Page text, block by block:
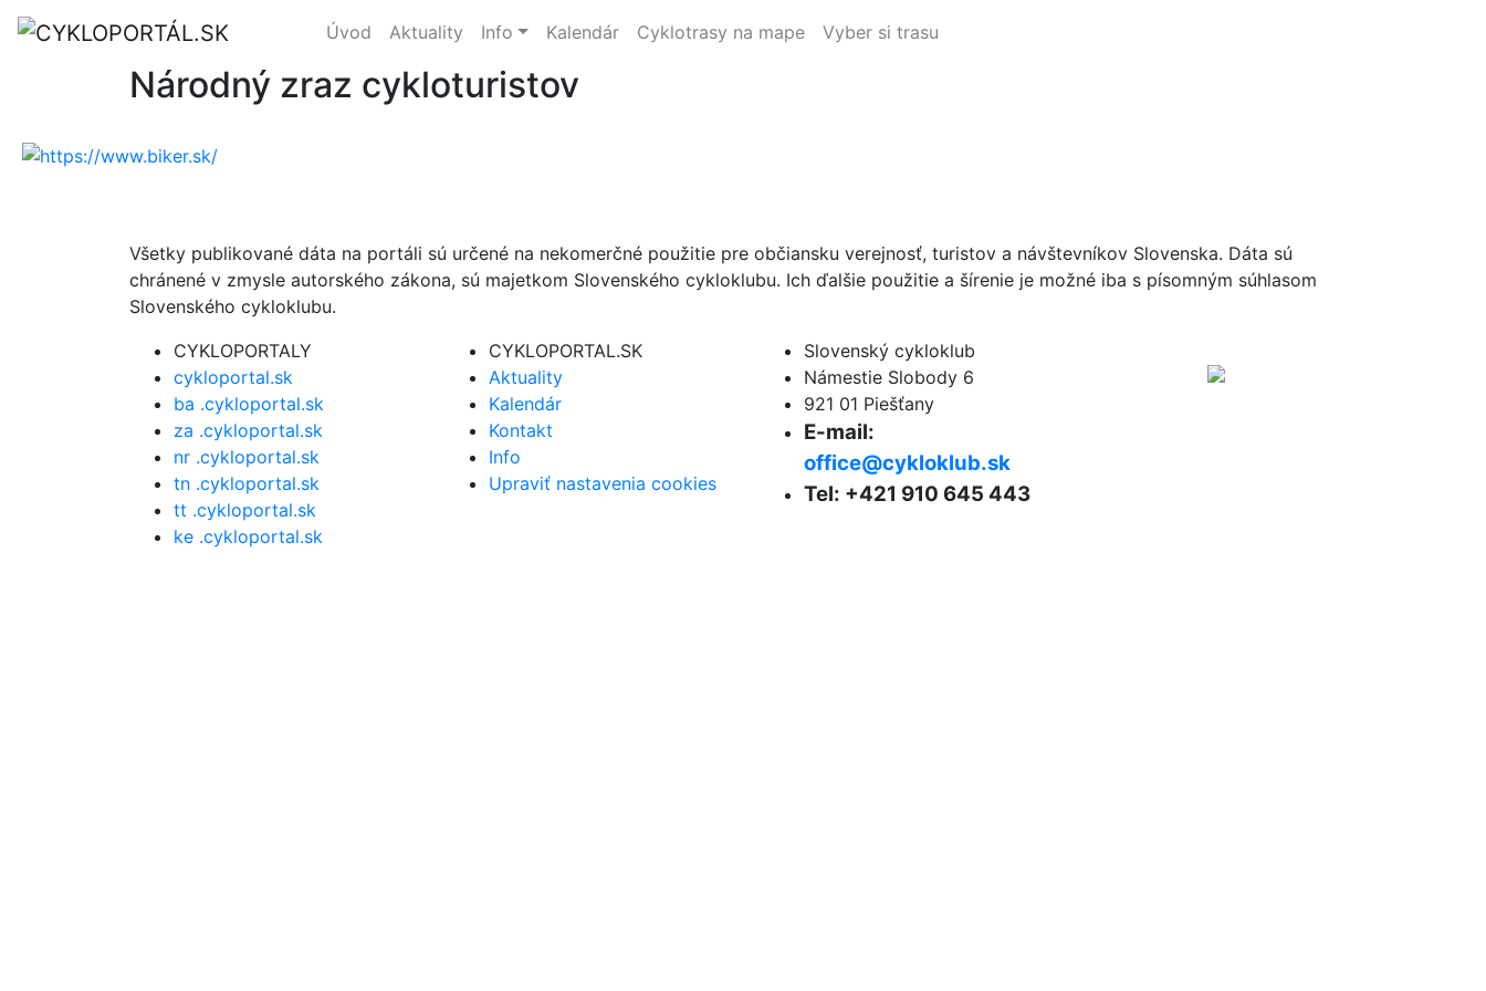
Úvod Aktuality Info Kalendár Cyklotrasy na mape Vyber si trasu
Národný zraz cykloturistov
Všetky publikované dáta na portáli sú určené na nekomerčné použitie pre občiansku verejnosť, turistov a návštevníkov Slovenska. Dáta sú
chránené v zmysle autorského zákona, sú majetkom Slovenského cykloklubu. Ich ďalšie použitie a šírenie je možné iba s písomným súhlasom
Slovenského cykloklubu.
CYKLOPORTALY
cykloportal.sk
ba .cykloportal.sk
za .cykloportal.sk
nr .cykloportal.sk
tn .cykloportal.sk
tt .cykloportal.sk
ke .cykloportal.sk
CYKLOPORTAL.SK
Aktuality
Kalendár
Kontakt
Info
Upraviť nastavenia cookies
Slovenský cykloklub
Námestie Slobody 6
921 01 Piešťany
E-mail:
office@cykloklub.sk
Tel: +421 910 645 443